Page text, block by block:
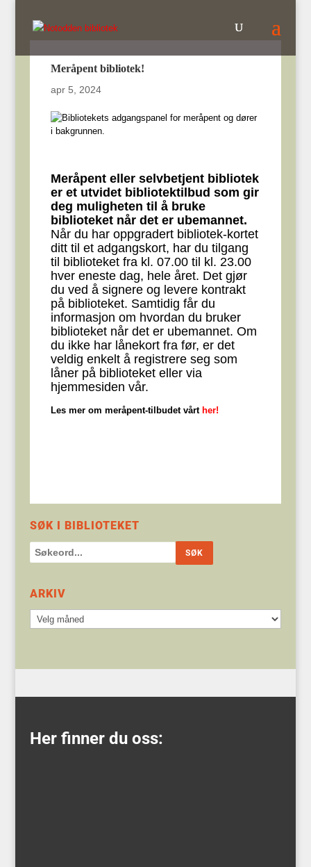
Meråpent bibliotek!
apr 5, 2024
Meråpent eller selvbetjent bibliotek
er et utvidet bibliotektilbud som gir
deg muligheten til å bruke
biblioteket når det er ubemannet.
Når du har oppgradert bibliotek-kortet
ditt til et adgangskort, har du tilgang
til biblioteket fra kl. 07.00 til kl. 23.00
hver eneste dag, hele året. Det gjør
du ved å signere og levere kontrakt
på biblioteket. Samtidig får du
informasjon om hvordan du bruker
biblioteket når det er ubemannet. Om
du ikke har lånekort fra før, er det
veldig enkelt å registrere seg som
låner på biblioteket eller via
hjemmesiden vår.
Les mer om meråpent-tilbudet vårther!
SØK I BIBLIOTEKET
ARKIV
Arkiv
Her finner du oss: